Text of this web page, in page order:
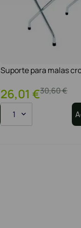
Suporte para malas
30,60€
26,01 €
1